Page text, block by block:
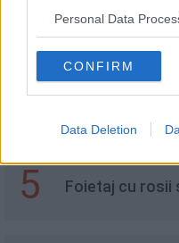
Personal Data
CONFIRM
Data Deletion
Salată de
4
5 Foietaj cu rosii